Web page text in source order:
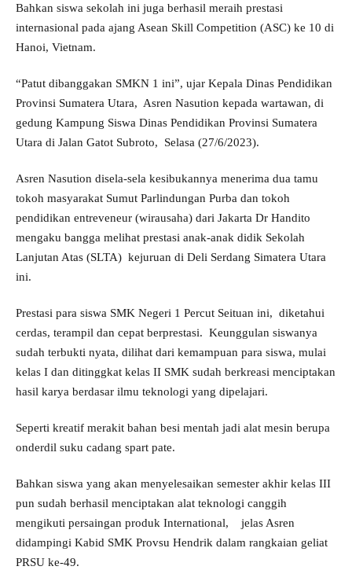
Bahkan siswa sekolah ini juga berhasil meraih prestasi
internasional pada ajang Asean Skill Competition (ASC) ke 10 di
Hanoi, Vietnam.
“Patut dibanggakan SMKN 1 ini”, ujar Kepala Dinas Pendidikan
Provinsi Sumatera Utara, Asren Nasution kepada wartawan, di
gedung Kampung Siswa Dinas Pendidikan Provinsi Sumatera
Utara di Jalan Gatot Subroto, Selasa (27/6/2023).
Asren Nasution disela-sela kesibukannya menerima dua tamu
tokoh masyarakat Sumut Parlindungan Purba dan tokoh
pendidikan entreveneur (wirausaha) dari Jakarta Dr Handito
mengaku bangga melihat prestasi anak-anak didik Sekolah
Lanjutan Atas (SLTA) kejuruan di Deli Serdang Simatera Utara
ini.
Prestasi para siswa SMK Negeri 1 Percut Seituan ini, diketahui
cerdas, terampil dan cepat berprestasi. Keunggulan siswanya
sudah terbukti nyata, dilihat dari kemampuan para siswa, mulai
kelas I dan ditinggkat kelas II SMK sudah berkreasi menciptakan
hasil karya berdasar ilmu teknologi yang dipelajari.
Seperti kreatif merakit bahan besi mentah jadi alat mesin berupa
onderdil suku cadang spart pate.
Bahkan siswa yang akan menyelesaikan semester akhir kelas III
pun sudah berhasil menciptakan alat teknologi canggih
mengikuti persaingan produk International, jelas Asren
didampingi Kabid SMK Provsu Hendrik dalam rangkaian geliat
PRSU ke-49.